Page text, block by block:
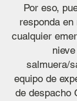
Por eso,
responda
cualquier
salmuera/
equipo de
de despacho